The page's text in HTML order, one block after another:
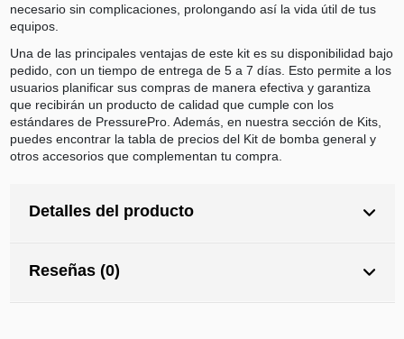
necesario sin complicaciones, prolongando así la vida útil de tus
equipos.
Una de las principales ventajas de este kit es su disponibilidad bajo
pedido, con un tiempo de entrega de 5 a 7 días. Esto permite a los
usuarios planificar sus compras de manera efectiva y garantiza
que recibirán un producto de calidad que cumple con los
estándares de PressurePro. Además, en nuestra sección de Kits,
puedes encontrar la tabla de precios del Kit de bomba general y
otros accesorios que complementan tu compra.
Detalles del producto
Reseñas (0)